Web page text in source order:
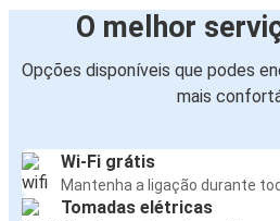
O melhor
Opções disponíveis que podes
mais
Wi-Fi grátis
Mantenha a ligação durante
Tomadas elétricas